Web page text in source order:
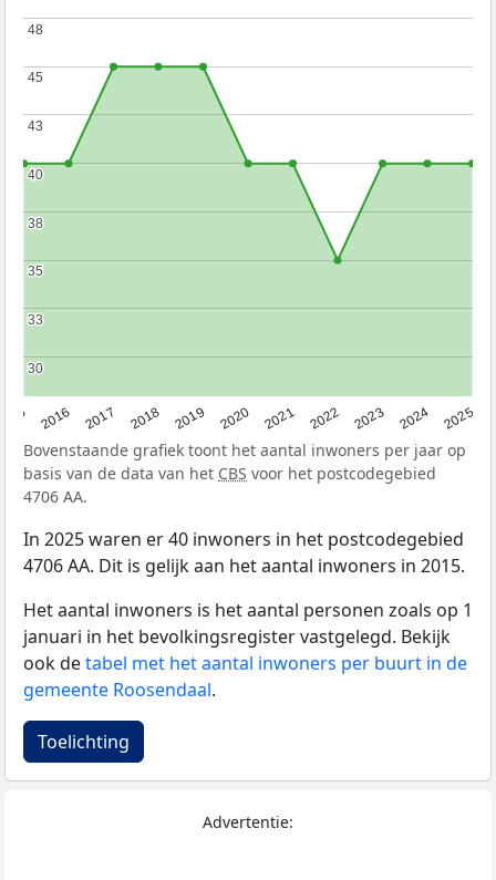
2016 2017 2018 2019 2020 2021 2022 2023 2024 2025
30
30
33
33
35
35
38
38
40
40
43
43
45
45
48
48
Bovenstaande grafiek toont het aantal inwoners per jaar op
basis van de data van het CBS voor het postcodegebied
4706 AA.
In 2025 waren er 40 inwoners in het postcodegebied
4706 AA. Dit is gelijk aan het aantal inwoners in 2015.
Het aantal inwoners is het aantal personen zoals op 1
januari in het bevolkingsregister vastgelegd. Bekijk
ook detabel met het aantal inwoners per buurt in de
gemeente Roosendaal.
Toelichting
Advertentie: